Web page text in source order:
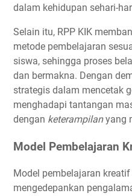
dalam kehidupan sehari-
Selain itu, RPP KIK
metode pembelajaran
siswa, sehingga proses
dan bermakna. Dengan
strategis dalam mencetak
menghadapi tantangan
dengan keterampilanyang
Model Pembelajaran
Model pembelajaran
mengedepankan